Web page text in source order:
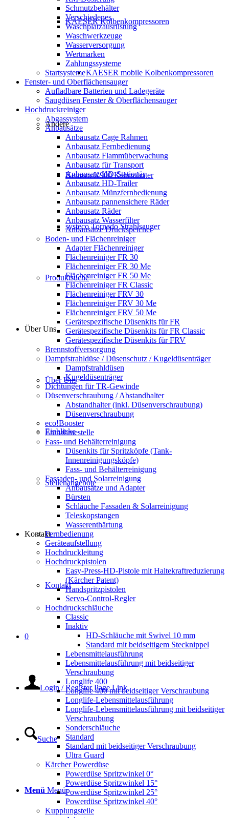
KAESER Kolbenkompressoren
KAESER mobile Kolbenkompressoren
Andere
Kemaro K900 Kehrroboter
systeco Tornado Strahlsauger
Produktsuche
Über Uns
Über Uns
Einblicke
Stellenangebote
Kontakt
Kontakt
0
Login / Register Page Link
Suche
Menü Menü
Schmutzbehälter
Verschiedenes
Waschplatzausrüstung
Waschwerkzeuge
Wasserversorgung
Wertmarken
Zahlungssysteme
Startsysteme
Fenster- und Oberflächensauger
Aufladbare Batterien und Ladegeräte
Saugdüsen Fenster & Oberflächensauger
Hochdruckreiniger
Abgassystem
Anbausätze
Anbausatz Cage Rahmen
Anbausatz Fernbedienung
Anbausatz Flammüberwachung
Anbausatz für Transport
Anbausatz HD-Stationär
Anbausatz HD-Trailer
Anbausatz Münzfernbedienung
Anbausatz pannensichere Räder
Anbausatz Räder
Anbausatz Wasserfilter
Anbausätze Druckspeicher
Boden- und Flächenreiniger
Adapter Flächenreiniger
Flächenreiniger FR 30
Flächenreiniger FR 30 Me
Flächenreiniger FR 50 Me
Flächenreiniger FR Classic
Flächenreiniger FRV 30
Flächenreiniger FRV 30 Me
Flächenreiniger FRV 50 Me
Gerätespezifische Düsenkits für FR
Gerätespezifische Düsenkits für FR Classic
Gerätespezifische Düsenkits für FRV
Brennstoffversorgung
Dampfstrahldüse / Düsenschutz / Kugeldüsenträger
Dampfstrahldüsen
Kugeldüsenträger
Dichtungen für TR-Gewinde
Düsenverschraubung / Abstandhalter
Abstandhalter (inkl. Düsenverschraubung)
Düsenverschraubung
eco!Booster
Entnahmestelle
Fass- und Behälterreinigung
Düsenkits für Spritzköpfe (Tank-
Innenreinigungsköpfe)
Fass- und Behälterreinigung
Fassaden- und Solarreinigung
Anbausätze und Adapter
Bürsten
Schläuche Fassaden & Solarreinigung
Teleskopstangen
Wasserenthärtung
Fernbedienung
Geräteaufstellung
Hochdruckleitung
Hochdruckpistolen
Easy-Press-HD-Pistole mit Haltekraftreduzierung
(Kärcher Patent)
Handspritzpistolen
Servo-Control-Regler
Hochdruckschläuche
Classic
Inaktiv
HD-Schläuche mit Swivel 10 mm
Standard mit beidseitigem Stecknippel
Lebensmittelausführung
Lebensmittelausführung mit beidseitiger
Verschraubung
Longlife 400
Longlife 400 mit beidseitiger Verschraubung
Longlife-Lebensmittelausführung
Longlife-Lebensmittelausführung mit beidseitiger
Verschraubung
Sonderschläuche
Standard
Standard mit beidseitiger Verschraubung
Ultra Guard
Kärcher Powerdüse
Powerdüse Spritzwinkel 0°
Powerdüse Spritzwinkel 15°
Powerdüse Spritzwinkel 25°
Powerdüse Spritzwinkel 40°
Kupplungsteile